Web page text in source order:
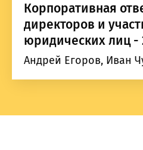
Корпоративная
директоров и
юридических лиц -
Андрей Егоров, Иван